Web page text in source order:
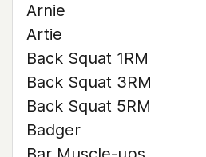
Arnie
Artie
Back Squat 1RM
Back Squat 3RM
Back Squat 5RM
Badger